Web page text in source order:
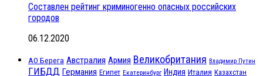
Составлен рейтинг криминогенно опасных российских
городов
06.12.2020
АО Берега Австралия Армия Великобритания Владимир Путин
ГИБДД Германия Египет Екатеринбург Индия Италия Казахстан